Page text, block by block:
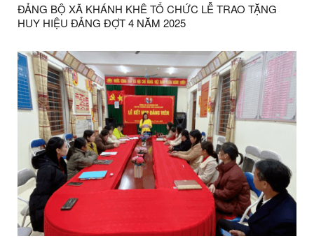
ĐẢNG BỘ XÃ KHÁNH KHÊ TỔ CHỨC LỄ TRAO TẶNG
HUY HIỆU ĐẢNG ĐỢT 4 NĂM 2025